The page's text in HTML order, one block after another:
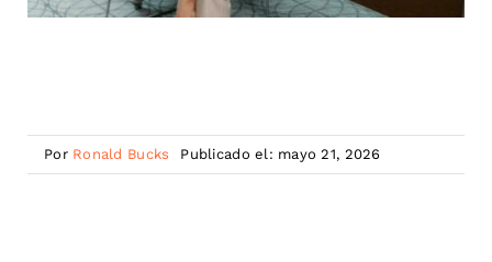
Por Ronald Bucks Publicado el: mayo 21, 2026